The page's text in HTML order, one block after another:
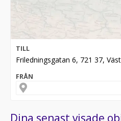
TILL
Friledningsgatan 6, 721 37,
FRÅN
Dina senast visade